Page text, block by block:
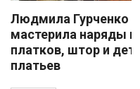
Людмила Гурченко
мастерила наряды
платков, штор и
платьев